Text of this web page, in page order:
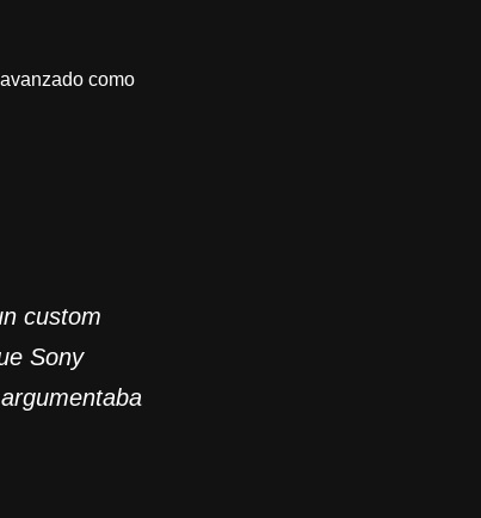
como
custom
Sony